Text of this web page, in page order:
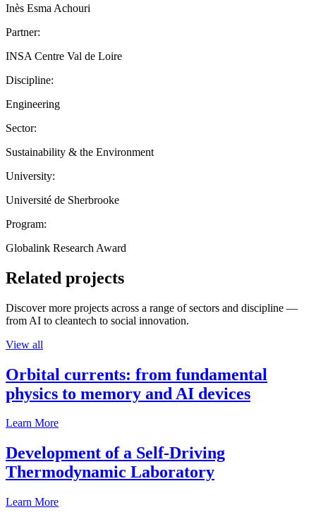
Inès Esma Achouri
Partner:
INSA Centre Val de Loire
Discipline:
Engineering
Sector:
Sustainability & the Environment
University:
Université de Sherbrooke
Program:
Globalink Research Award
Related projects
Discover more projects across a range of sectors and discipline —
from AI to cleantech to social innovation.
View all
Orbital currents: from fundamental
physics to memory and AI devices
Learn More
Development of a Self-Driving
Thermodynamic Laboratory
Learn More